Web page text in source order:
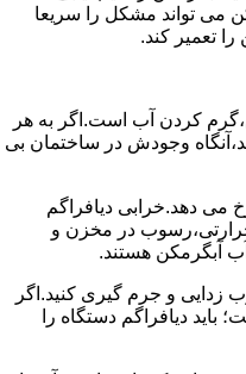
می تواند مشکل را سریعا
تعمیر کند.
کردن آب است.اگر به هر
وجودش در ساختمان بی
دهد.خرابی دیافراگم
در مخزن و
آبگرمکن هستند.
زدایی و جرم گیری کنید.اگر
دیافراگم دستگاه را